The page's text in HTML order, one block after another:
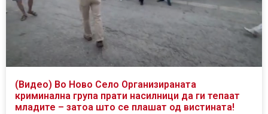
(Видео) Во Ново Село Организираната
криминална група прати насилници да ги тепаат
младите – затоа што се плашат од вистината!